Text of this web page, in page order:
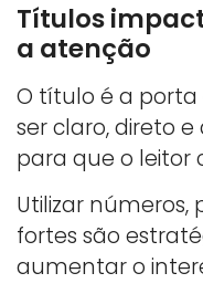
Títulos
a atenção
O título é a
ser claro, direto
para que o leitor
Utilizar
fortes são
aumentar o